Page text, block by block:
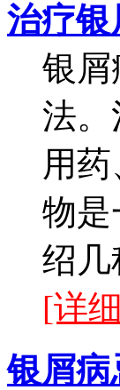
治疗银
银屑
法。
用
物是
绍几
[详
银屑病